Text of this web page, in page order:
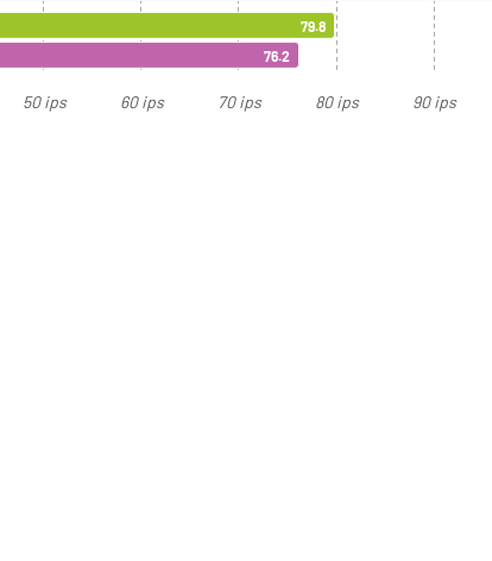
50 ips 60 ips 70 ips 80 ips 90 ips
79.8
76.2